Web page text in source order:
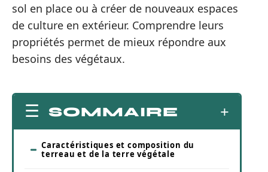
sol en place ou à créer de nouveaux espaces
de culture en extérieur. Comprendre leurs
propriétés permet de mieux répondre aux
besoins des végétaux.
SOMMAIRE
Caractéristiques et composition du
terreau et de la terre végétale